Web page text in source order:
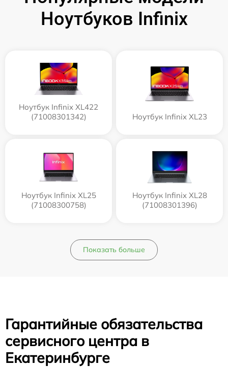
Ноутбуков Infinix
Ноутбук Infinix XL422
(71008301342)
Ноутбук Infinix XL23
Ноутбук Infinix XL25
(71008300758)
Ноутбук Infinix XL28
(71008301396)
Показать больше
Гарантийные обязательства
сервисного центра в
Екатеринбурге